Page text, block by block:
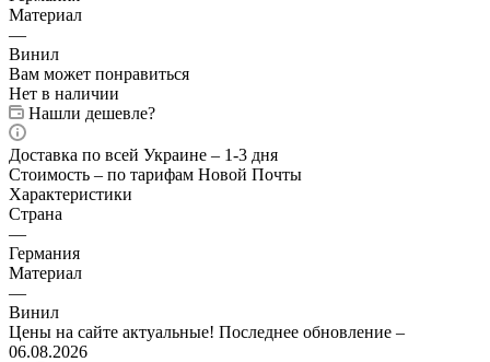
Материал
—
Винил
Вам может понравиться
Нет в наличии
Нашли дешевле?
Доставка по всей Украине – 1-3 дня
Стоимость – по тарифам Новой Почты
Характеристики
Страна
—
Германия
Материал
—
Винил
Цены на сайте актуальные! Последнее обновление –
06.08.2026